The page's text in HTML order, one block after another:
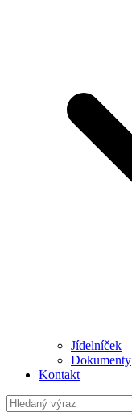
Jídelníček
Dokumenty
Kontakt